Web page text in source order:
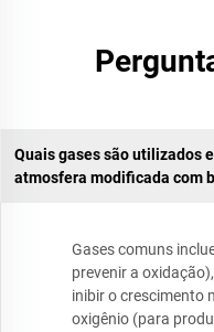
Quais gases são utilizados
atmosfera modificada com
Gases comuns
prevenir a
inibir o crescimento
oxigênio (para